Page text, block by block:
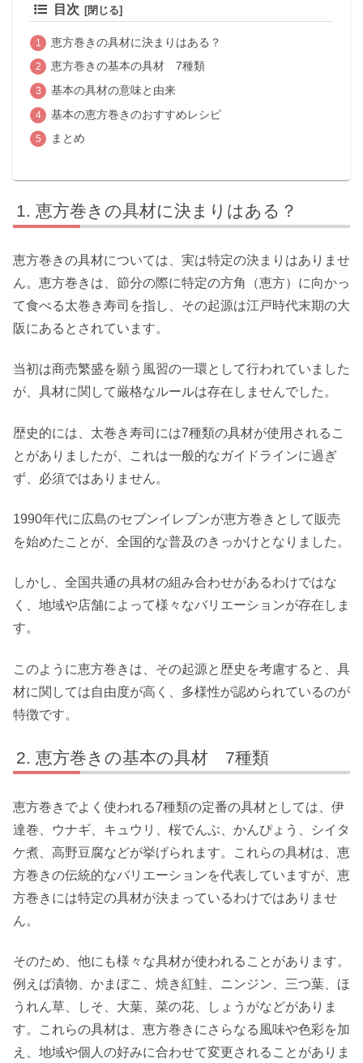
目次
恵方巻きの具材に決まりはある？
恵方巻きの基本の具材 7種類
基本の具材の意味と由来
基本の恵方巻きのおすすめレシピ
まとめ
恵方巻きの具材に決まりはある？
恵方巻きの具材については、実は特定の決まりはありませ
ん。恵方巻きは、節分の際に特定の方角（恵方）に向かっ
て食べる太巻き寿司を指し、その起源は江戸時代末期の大
阪にあるとされています。
当初は商売繁盛を願う風習の一環として行われていました
が、具材に関して厳格なルールは存在しませんでした。
歴史的には、太巻き寿司には7種類の具材が使用されるこ
とがありましたが、これは一般的なガイドラインに過ぎ
ず、必須ではありません。
1990年代に広島のセブンイレブンが恵方巻きとして販売
を始めたことが、全国的な普及のきっかけとなりました。
しかし、全国共通の具材の組み合わせがあるわけではな
く、地域や店舗によって様々なバリエーションが存在しま
す。
このように恵方巻きは、その起源と歴史を考慮すると、具
材に関しては自由度が高く、多様性が認められているのが
特徴です。
恵方巻きの基本の具材 7種類
恵方巻きでよく使われる7種類の定番の具材としては、伊
達巻、ウナギ、キュウリ、桜でんぶ、かんぴょう、シイタ
ケ煮、高野豆腐などが挙げられます。これらの具材は、恵
方巻きの伝統的なバリエーションを代表していますが、恵
方巻きには特定の具材が決まっているわけではありませ
ん。
そのため、他にも様々な具材が使われることがあります。
例えば漬物、かまぼこ、焼き紅鮭、ニンジン、三つ葉、ほ
うれん草、しそ、大葉、菜の花、しょうがなどがありま
す。これらの具材は、恵方巻きにさらなる風味や色彩を加
え、地域や個人の好みに合わせて変更されることがありま